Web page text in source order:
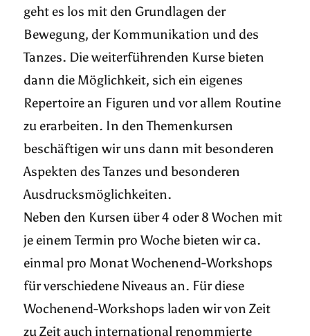
geht es los mit den Grundlagen der
Bewegung, der Kommunikation und des
Tanzes. Die weiterführenden Kurse bieten
dann die Möglichkeit, sich ein eigenes
Repertoire an Figuren und vor allem Routine
zu erarbeiten. In den Themenkursen
beschäftigen wir uns dann mit besonderen
Aspekten des Tanzes und besonderen
Ausdrucksmöglichkeiten.
Neben den Kursen über 4 oder 8 Wochen mit
je einem Termin pro Woche bieten wir ca.
einmal pro Monat Wochenend-Workshops
für verschiedene Niveaus an. Für diese
Wochenend-Workshops laden wir von Zeit
zu Zeit auch international renommierte